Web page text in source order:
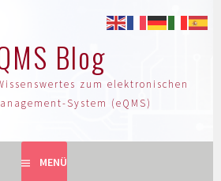
Blog
zum elektronischen
System (eQMS)
MENÜ